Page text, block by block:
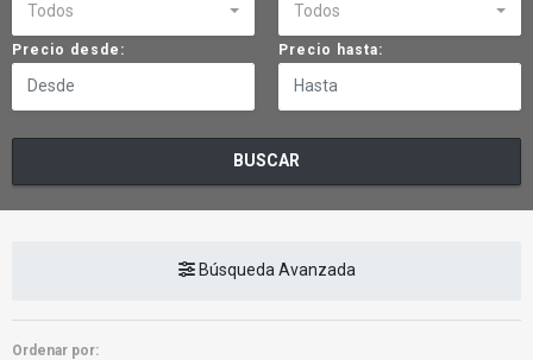
Todos Todos
Precio desde: Precio hasta:
BUSCAR
Búsqueda Avanzada
Ordenar por: